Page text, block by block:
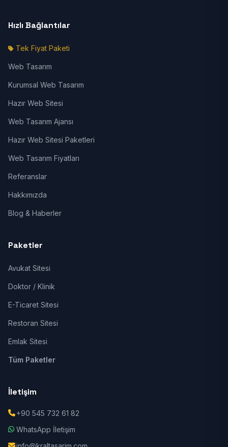
Hızlı Bağlantılar
Tek Fiyat Paketi
Web Tasarım
Kurumsal Web Tasarım
Hazır Web Sitesi
Web Tasarım Ajansı
Hazır Web Sitesi Paketleri
Web Tasarım Fiyatları
Referanslar
Hakkımızda
Blog & Haberler
Paketler
Avukat Sitesi
Doktor / Klinik
E-Ticaret Sitesi
Restoran Sitesi
Emlak Sitesi
Tüm Paketler
İletişim
+90 545 732 61 82
WhatsApp İletişim